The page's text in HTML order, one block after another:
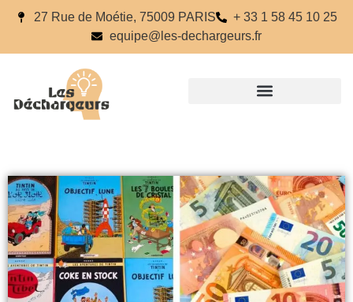
27 Rue de Moétie, 75009 PARIS
+ 33 1 58 45 10 25
equipe@les-dechargeurs.fr